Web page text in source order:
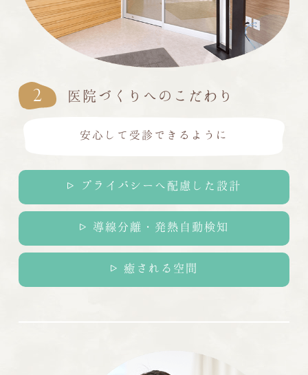
2 医院づくりへのこだわり
安心して受診できるように
プライバシーへ配慮した設計
導線分離・発熱自動検知
癒される空間